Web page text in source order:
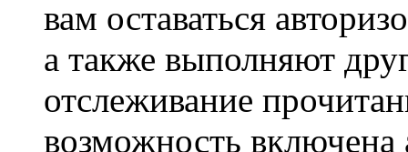
вам оставаться
а также выполняют
отслеживание
возможность